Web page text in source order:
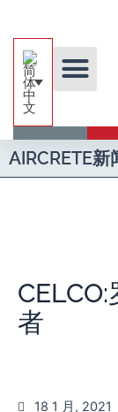
AIRCRETE新
者
18 1 月, 2021